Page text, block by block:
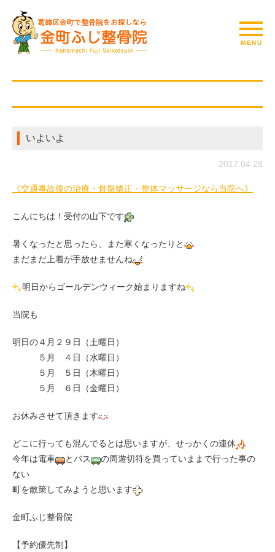
いよいよ
2017.04.28
《交通事故後の治療・骨盤矯正・整体マッサージなら当院へ》
こんにちは！受付の山下です
暑くなったと思ったら、また寒くなったりと
まだまだ上着が手放せませんね
明日からゴールデンウィーク始まりますね
当院も
明日の４月２９日（土曜日）
５月 ４日（水曜日）
５月 ５日（木曜日）
５月 ６日（金曜日）
お休みさせて頂きます
どこに行っても混んでるとは思いますが、せっかくの連休
今年は電車
とバス
の周遊切符を買っていままで行った事の
ない
町を散策してみようと思います
金町ふじ整骨院
【予約優先制】